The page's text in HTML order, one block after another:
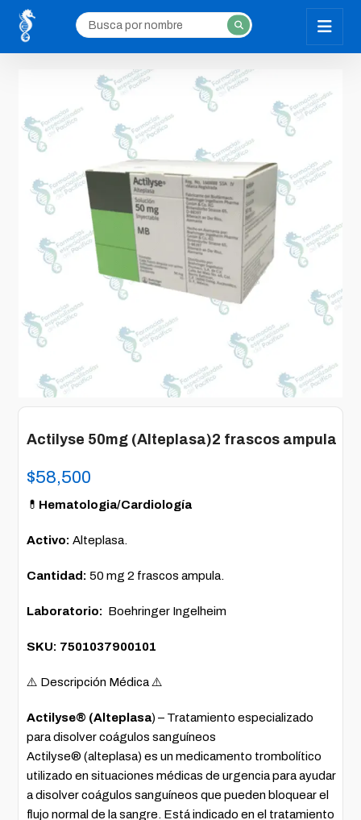
Actilyse 50mg (Alteplasa)2 frascos ampula
$58,500
💊 Hematologia/Cardiología
Activo:Alteplasa.
Cantidad:50 mg 2 frascos ampula.
Laboratorio: Boehringer Ingelheim
SKU: 7501037900101
⚠️ Descripción Médica ⚠️
Actilyse® (Alteplasa) – Tratamiento especializado
para disolver coágulos sanguíneos
Actilyse® (alteplasa) es un medicamento trombolítico
utilizado en situaciones médicas de urgencia para ayudar
a disolver coágulos sanguíneos que pueden bloquear el
flujo normal de la sangre. Está indicado en el tratamiento